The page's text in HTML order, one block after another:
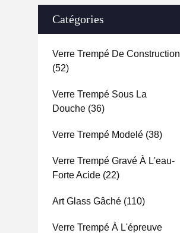
Catégories
Verre Trempé De Construction
(52)
Verre Trempé Sous La
Douche (36)
Verre Trempé Modelé (38)
Verre Trempé Gravé À L'eau-
Forte Acide (22)
Art Glass Gâché (110)
Verre Trempé À L'épreuve